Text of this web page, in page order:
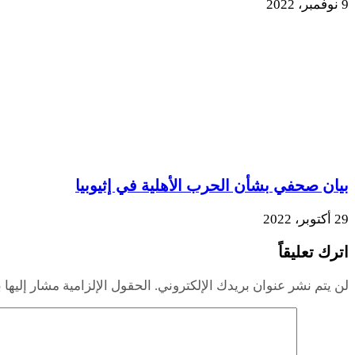
9 نوفمبر، 2022
بيان صحفي بشأن الحرب الأهلية في إثيوبيا
29 أكتوبر، 2022
اترك تعليقاً
لن يتم نشر عنوان بريدك الإلكتروني. الحقول الإلزامية مشار إليها